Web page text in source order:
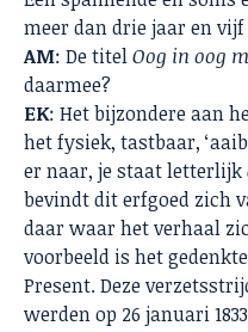
meer dan drie jaar en
AM: De titelOog in oog
daarmee?
EK: Het bijzondere aan
het fysiek, tastbaar,
er naar, je staat letterlijk
bevindt dit erfgoed zich
daar waar het verhaal
voorbeeld is het
Present. Deze
werden op 26 januari